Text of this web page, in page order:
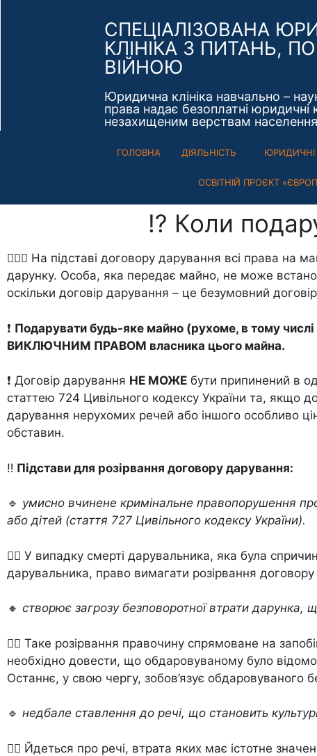
СПЕЦІАЛІЗОВАНА
КЛІНІКА З ПИТАНЬ,
ВІЙНОЮ
Юридична клініка навчально –
права надає безоплатні юридичні
незахищеним верствам
ГОЛОВНА ДІЯЛЬНІСТЬ ЮРИДИЧНІ
ОСВІТНІЙ ПРОЄКТ
​⁉️ Коли
💁🏻‍♂️ На підставі договору дарування всі права
дарунку. Особа, яка передає майно, не може
оскільки договір дарування – це безумовний
❗️ Подарувати будь-яке майно (рухоме, в тому
ВИКЛЮЧНИМ ПРАВОМ власника цього майна.
❗️ Договір дарування НЕ МОЖЕ бути припинений в
статтею 724 Цивільного кодексу України та, якщо
дарування нерухомих речей або іншого особливо
обставин.
‼️ Підстави для розірвання договору дарування:
🔹 умисно вчинене кримінальне правопорушення
або дітей (стаття 727 Цивільного кодексу України).
☝🏻 У випадку смерті дарувальника, яка була
дарувальника, право вимагати розірвання
🔸 створює загрозу безповоротної втрати
☝🏻 Таке розірвання правочину спрямоване на
необхідно довести, що обдаровуваному було
Останнє, у свою чергу, зобов’язує обдаровуваного
🔹 недбале ставлення до речі, що становить
☝🏻 Йдеться про речі, втрата яких має істотне